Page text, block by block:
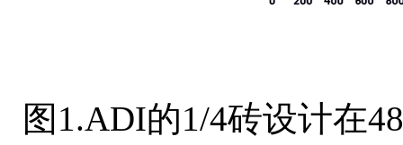
图1.ADI的1/4砖设计在